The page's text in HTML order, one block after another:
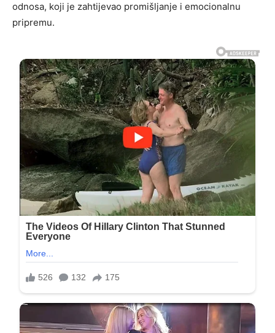
odnosa, koji je zahtijevao promišljanje i emocionalnu
pripremu.